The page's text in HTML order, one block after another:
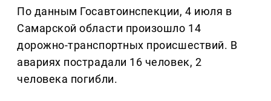
По данным Госавтоинспекции, 4 июля в
Самарской области произошло 14
дорожно-транспортных происшествий. В
авариях пострадали 16 человек, 2
человека погибли.